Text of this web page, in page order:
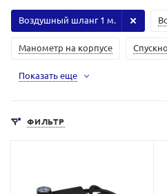
Манометр на корпусе
Воздушный шланг 1 м.
Показать еще
ФИЛЬТР